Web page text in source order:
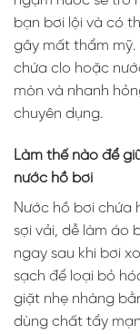
bạn bơi lội và có
gây mất thẩm mỹ.
chứa clo hoặc
mòn và nhanh
chuyên dụng.
Làm thế nào để
nước hồ bơi
Nước hồ bơi chứa
sợi vải, dễ làm áo
ngay sau khi bơi
sạch để loại bỏ
giặt nhẹ nhàng
dùng chất tẩy